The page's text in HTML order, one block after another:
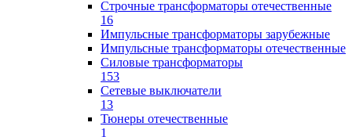
Строчные трансформаторы отечественные
16
Импульсные трансформаторы зарубежные
Импульсные трансформаторы отечественные
Силовые трансформаторы
153
Сетевые выключатели
13
Тюнеры отечественные
1